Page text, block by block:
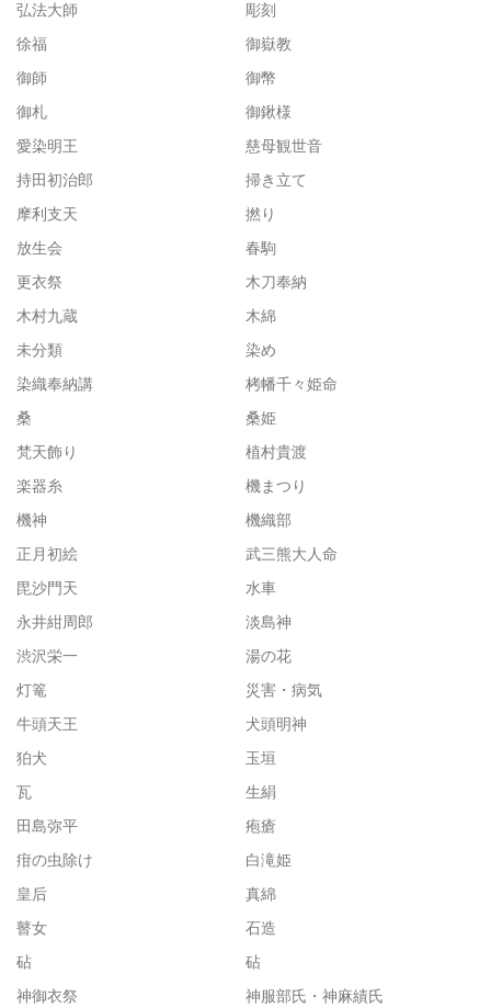
弘法大師
彫刻
徐福
御嶽教
御師
御幣
御札
御鍬様
愛染明王
慈母観世音
持田初治郎
掃き立て
摩利支天
撚り
放生会
春駒
更衣祭
木刀奉納
木村九蔵
木綿
未分類
染め
染織奉納講
栲幡千々姫命
桑
桑姫
梵天飾り
植村貴渡
楽器糸
機まつり
機神
機織部
正月初絵
武三熊大人命
毘沙門天
水車
永井紺周郎
淡島神
渋沢栄一
湯の花
灯篭
災害・病気
牛頭天王
犬頭明神
狛犬
玉垣
瓦
生絹
田島弥平
疱瘡
疳の虫除け
白滝姫
皇后
真綿
瞽女
石造
砧
砧
神御衣祭
神服部氏・神麻績氏